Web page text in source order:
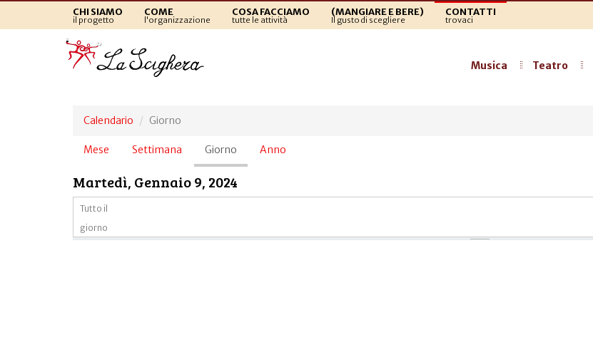
CHI SIAMO
il progetto
COME
l'organizzazione
COSA FACCIAMO
tutte le attività
(MANGIARE E BERE)
Il gusto di scegliere
CONTATTI
trovaci
Musica Teatro
Calendario Giorno
Schede
Mese Settimana Giorno (scheda
attiva)
Anno
Martedì, Gennaio 9, 2024
Tutto il
giorno